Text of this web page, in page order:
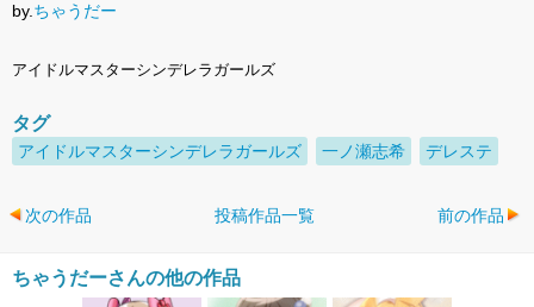
by.ちゃうだー
アイドルマスターシンデレラガールズ
タグ
アイドルマスターシンデレラガールズ 一ノ瀬志希 デレステ
次の作品 投稿作品一覧 前の作品
ちゃうだーさんの他の作品